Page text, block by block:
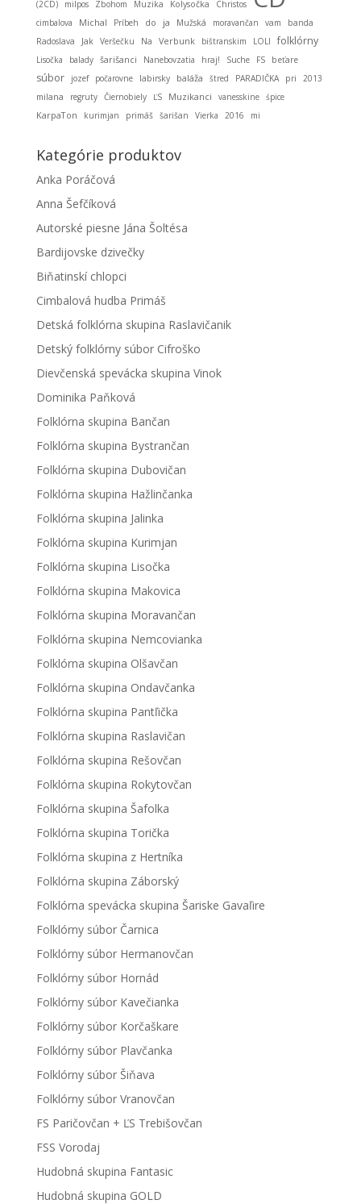
(2CD)
milpos Zbohom Muzika Kolysočka Christos
cimbalova Michal Príbeh do ja Mužská moravančan vam
banda
Radoslava
Jak Veršečku Na Verbunk bištranskim LOLI folklórny
Lisočka balady šarišanci Nanebovzatia hraj! Suche FS beťare
súbor jozef počarovne labirsky baláža štred PARADIČKA pri
2013
milana
regruty Čiernobiely ĽS Muzikanci vanesskine śpice
KarpaTon kurimjan primáš šarišan Vierka 2016 mi
Kategórie produktov
Anka Poráčová
Anna Šefčíková
Autorské piesne Jána Šoltésa
Bardijovske dzivečky
Biňatinskí chlopci
Cimbalová hudba Primáš
Detská folklórna skupina Raslavičanik
Detský folklórny súbor Cifroško
Dievčenská spevácka skupina Vinok
Dominika Paňková
Folklórna skupina Bančan
Folklórna skupina Bystrančan
Folklórna skupina Dubovičan
Folklórna skupina Hažlinčanka
Folklórna skupina Jalinka
Folklórna skupina Kurimjan
Folklórna skupina Lisočka
Folklórna skupina Makovica
Folklórna skupina Moravančan
Folklórna skupina Nemcovianka
Folklórna skupina Olšavčan
Folklórna skupina Ondavčanka
Folklórna skupina Pantľička
Folklórna skupina Raslavičan
Folklórna skupina Rešovčan
Folklórna skupina Rokytovčan
Folklórna skupina Šafolka
Folklórna skupina Torička
Folklórna skupina z Hertníka
Folklórna skupina Záborský
Folklórna spevácka skupina Šariske Gavaľire
Folklórny súbor Čarnica
Folklórny súbor Hermanovčan
Folklórny súbor Hornád
Folklórny súbor Kavečianka
Folklórny súbor Korčaškare
Folklórny súbor Plavčanka
Folklórny súbor Šiňava
Folklórny súbor Vranovčan
FS Paričovčan + ĽS Trebišovčan
FSS Vorodaj
Hudobná skupina Fantasic
Hudobná skupina GOLD